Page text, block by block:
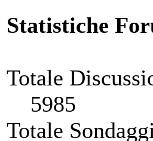
Statistiche
Totale
5985
Totale